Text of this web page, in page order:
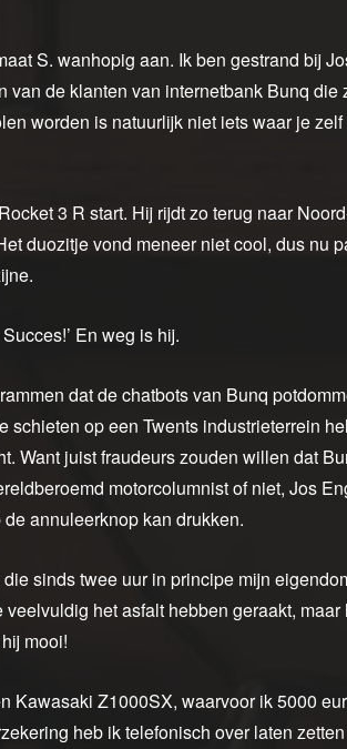
S. wanhopig aan. Ik ben gestrand bij
van de klanten van internetbank Bunq
worden is natuurlijk niet iets waar je
3 R start. Hij rijdt zo terug naar
duozitje vond meneer niet cool, dus nu
En weg is hij.
dat de chatbots van Bunq
schieten op een Twents industrieterrein
Want juist fraudeurs zouden willen dat
motorcolumnist of niet, Jos
annuleerknop kan drukken.
sinds twee uur in principe mijn
het asfalt hebben geraakt,
mooi!
Kawasaki Z1000SX, waarvoor ik 5000
heb ik telefonisch over laten